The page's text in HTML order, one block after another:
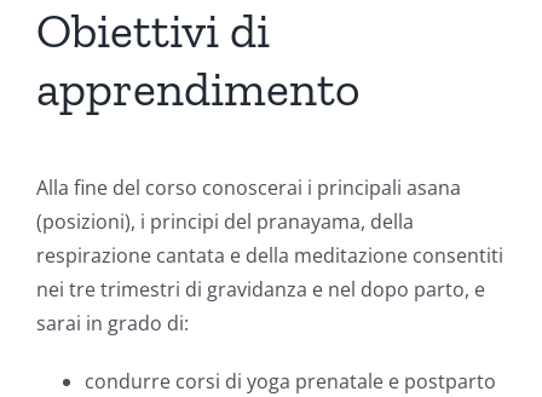
Obiettivi di
apprendimento
Alla fine del corso conoscerai i principali asana
(posizioni), i principi del pranayama, della
respirazione cantata e della meditazione consentiti
nei tre trimestri di gravidanza e nel dopo parto, e
sarai in grado di:
condurre corsi di yoga prenatale e postparto